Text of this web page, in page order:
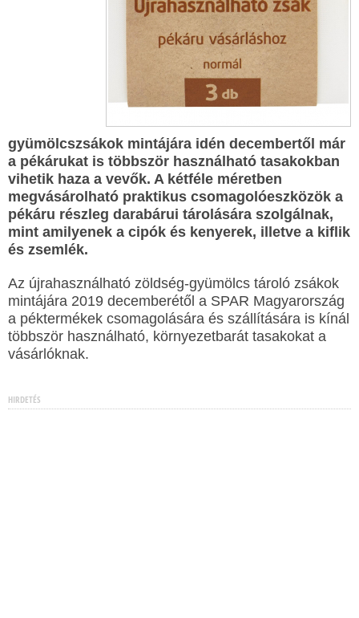
gyümölcszsákok mintájára idén decembertől már
a pékárukat is többször használható tasakokban
vihetik haza a vevők. A kétféle méretben
megvásárolható praktikus csomagolóeszközök a
pékáru részleg darabárui tárolására szolgálnak,
mint amilyenek a cipók és kenyerek, illetve a kiflik
és zsemlék.
Az újrahasználható zöldség-gyümölcs tároló zsákok
mintájára 2019 decemberétől a SPAR Magyarország
a péktermékek csomagolására és szállítására is kínál
többször használható, környezetbarát tasakokat a
vásárlóknak.
HIRDETÉS